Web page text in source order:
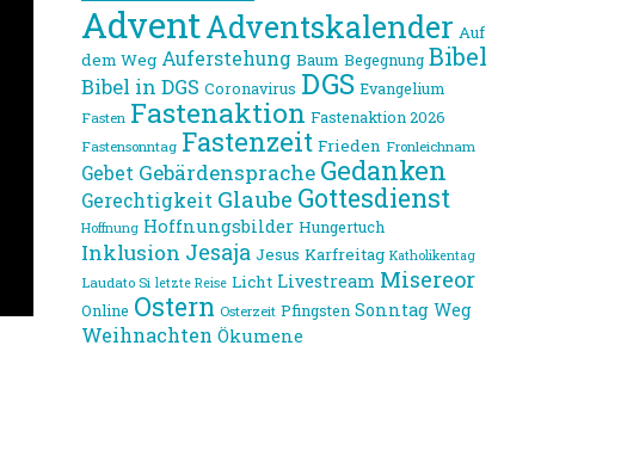
AdventAdventskalender Auf
dem Weg Auferstehung Baum Begegnung Bibel
Bibel in DGS Coronavirus DGS Evangelium
Fasten Fastenaktion Fastenaktion 2026
Fastensonntag Fastenzeit Frieden Fronleichnam
Gebet Gebärdensprache Gedanken
Gerechtigkeit Glaube Gottesdienst
Hoffnung Hoffnungsbilder Hungertuch
Inklusion Jesaja Jesus Karfreitag Katholikentag
Laudato Si letzte Reise Licht Livestream Misereor
Online Ostern Osterzeit Pfingsten Sonntag Weg
Weihnachten Ökumene